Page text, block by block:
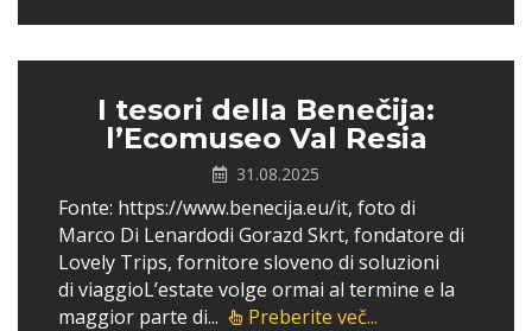
I tesori della Benečija:
l’Ecomuseo Val Resia
31.08.2025
Fonte: https://www.benecija.eu/it, foto di
Marco Di Lenardodi Gorazd Skrt, fondatore di
Lovely Trips, fornitore sloveno di soluzioni
di viaggioL’estate volge ormai al termine e la
maggior parte di...
Preberite več...